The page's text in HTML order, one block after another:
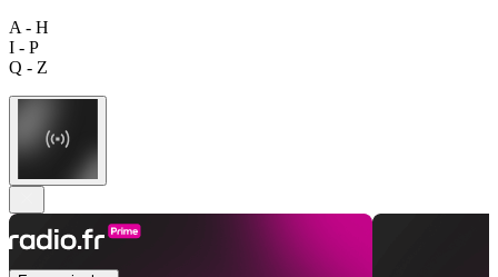
A - H
I - P
Q - Z